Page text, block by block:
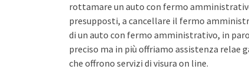
rottamare un auto con fermo
presupposti, a cancellare il fermo
di un auto con fermo amministrativo, in
preciso ma in più offriamo assistenza relae
che offrono servizi di visura on line.